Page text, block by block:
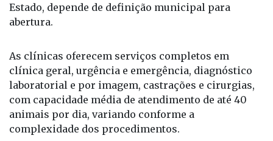
Estado, depende de definição municipal para
abertura.
As clínicas oferecem serviços completos em
clínica geral, urgência e emergência, diagnóstico
laboratorial e por imagem, castrações e cirurgias,
com capacidade média de atendimento de até 40
animais por dia, variando conforme a
complexidade dos procedimentos.